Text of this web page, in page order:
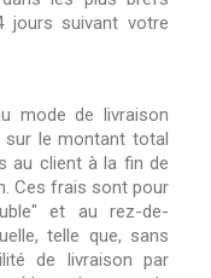
jours suivant votre
mode de livraison
le montant total
au client à la fin de
Ces frais sont pour
et au rez-de-
telle que, sans
de livraison par